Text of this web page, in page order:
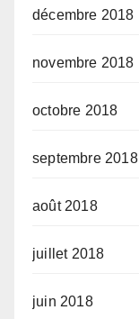
décembre 2018
novembre 2018
octobre 2018
septembre 2018
août 2018
juillet 2018
juin 2018